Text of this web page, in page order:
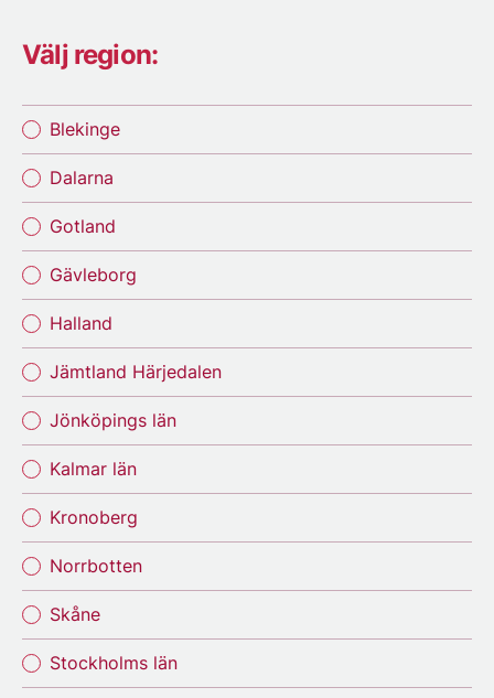
Välj region:
Blekinge
Dalarna
Gotland
Gävleborg
Halland
Jämtland Härjedalen
Jönköpings län
Kalmar län
Kronoberg
Norrbotten
Skåne
Stockholms län